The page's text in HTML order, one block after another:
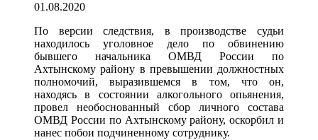
01.08.2020
По версии следствия, в производстве судьи
находилось уголовное дело по обвинению
бывшего начальника ОМВД России по
Ахтынскому району в превышении должностных
полномочий, выразившемся в том, что он,
находясь в состоянии алкогольного опьянения,
провел необоснованный сбор личного состава
ОМВД России по Ахтынскому району, оскорбил и
нанес побои подчиненному сотруднику.